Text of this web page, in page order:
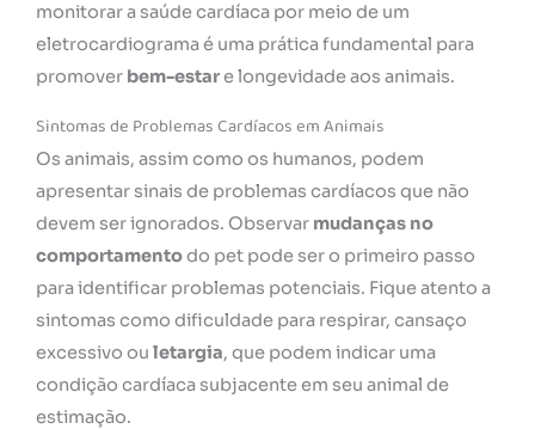
monitorar a saúde cardíaca por meio de um
eletrocardiograma é uma prática fundamental para
promover bem-estare longevidade aos animais.
Sintomas de Problemas Cardíacos em Animais
Os animais, assim como os humanos, podem
apresentar sinais de problemas cardíacos que não
devem ser ignorados. Observar mudanças no
comportamentodo pet pode ser o primeiro passo
para identificar problemas potenciais. Fique atento a
sintomas como dificuldade para respirar, cansaço
excessivo ou letargia, que podem indicar uma
condição cardíaca subjacente em seu animal de
estimação.